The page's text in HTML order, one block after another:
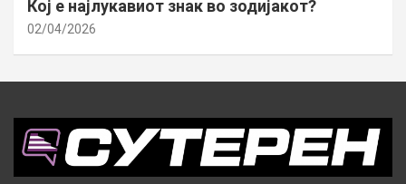
Кој е најлукавиот знак во зодијакот?
02/04/2026